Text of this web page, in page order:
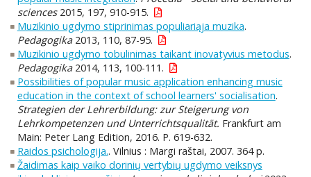
sciences2015, 197, 910-915.
Muzikinio ugdymo stiprinimas populiariąja muzika.
Pedagogika2013, 110, 87-95.
Muzikinio ugdymo tobulinimas taikant inovatyvius metodus.
Pedagogika2014, 113, 100-111.
Possibilities of popular music application enhancing music
education in the context of school learners' socialisation.
Strategien der Lehrerbildung: zur Steigerung von
Lehrkompetenzen und Unterrichtsqualität. Frankfurt am
Main: Peter Lang Edition, 2016. P. 619-632.
Raidos psichologija.. Vilnius : Margi raštai, 2007. 364 p.
Žaidimas kaip vaiko dorinių vertybių ugdymo veiksnys